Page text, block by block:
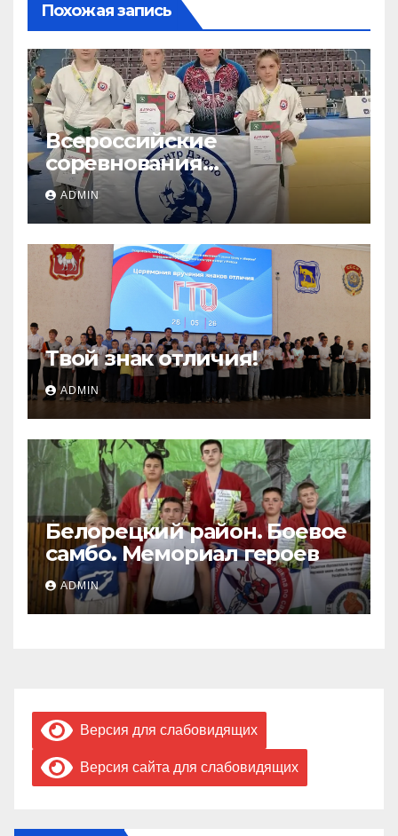
Похожая запись
Всероссийские
соревнования
«ЛОКОДЗЮДО»!
ADMIN
Твой знак отличия!
ADMIN
Белорецкий район. Боевое
самбо. Мемориал героев
ADMIN
Версия для слабовидящих
Версия сайта для слабовидящих